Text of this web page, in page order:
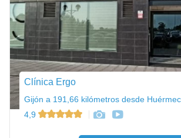
Clínica Ergo
Gijón a 191,66 kilómetros desde
4,9